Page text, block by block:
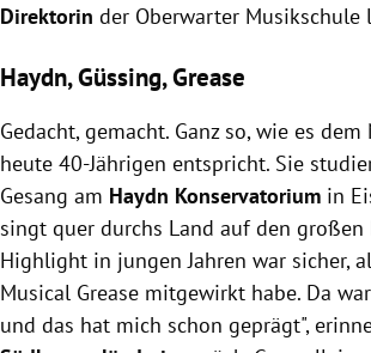
Direktorin der Oberwarter Musikschule
Haydn, Güssing, Grease
Gedacht, gemacht. Ganz so, wie es
heute 40-Jährigen entspricht. Sie
Gesang am Haydn Konservatorium in
singt quer durchs Land auf den großen
Highlight in jungen Jahren war sicher,
Musical Grease mitgewirkt habe. Da
und das hat mich schon geprägt",